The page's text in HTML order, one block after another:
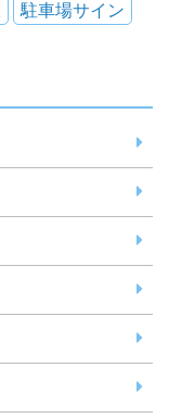
駐車場サイン